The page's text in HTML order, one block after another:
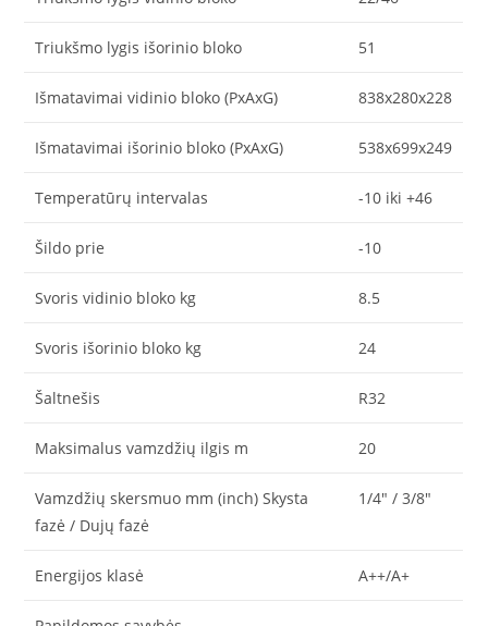
Triukšmo lygis išorinio bloko 51
Išmatavimai vidinio bloko (PxAxG) 838x280x228
Išmatavimai išorinio bloko (PxAxG) 538x699x249
Temperatūrų intervalas -10 iki +46
Šildo prie -10
Svoris vidinio bloko kg 8.5
Svoris išorinio bloko kg 24
Šaltnešis R32
Maksimalus vamzdžių ilgis m 20
Vamzdžių skersmuo mm (inch) Skysta
fazė / Dujų fazė
1/4″ / 3/8″
Energijos klasė A++/A+